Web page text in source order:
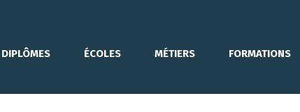
DIPLÔMES ÉCOLES MÉTIERS FORMATIONS